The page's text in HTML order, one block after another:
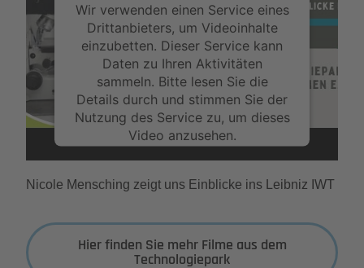
Wir verwenden einen Service eines
Drittanbieters, um Videoinhalte
einzubetten. Dieser Service kann
Daten zu Ihren Aktivitäten
sammeln. Bitte lesen Sie die
Details durch und stimmen Sie der
Nutzung des Service zu, um dieses
Video anzusehen.
Mehr Informationen
Akzeptieren
powered byUsercentrics Consent
Nicole Mensching zeigt uns Einblicke ins Leibniz IWT
Hier finden Sie mehr Filme aus dem
Technologiepark